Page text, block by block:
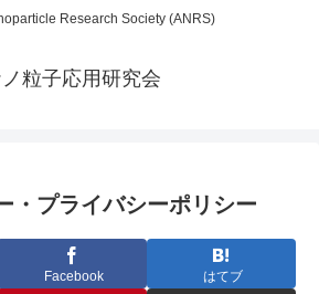
Research Society (ANRS)
粒子応用研究会
・プライバシーポリシー
Facebook はてブ